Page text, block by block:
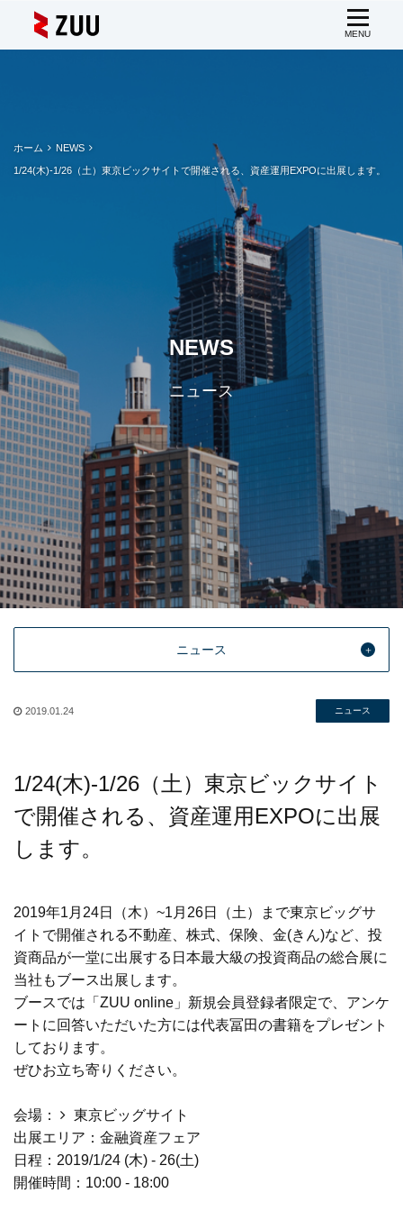
ホーム NEWS
1/24(木)-1/26（土）東京ビックサイトで開催される、資産運用EXPOに出展します。
NEWS
ニュース
ニュース
2019.01.24 ニュース
1/24(木)-1/26（土）東京ビックサイト
で開催される、資産運用EXPOに出展
します。
2019年1月24日（木）~1月26日（土）まで東京ビッグサ
イトで開催される不動産、株式、保険、金(きん)など、投
資商品が一堂に出展する日本最大級の投資商品の総合展に
当社もブース出展します。
ブースでは「ZUU online」新規会員登録者限定で、アンケ
ートに回答いただいた方には代表冨田の書籍をプレゼント
しております。
ぜひお立ち寄りください。
会場：
東京ビッグサイト
出展エリア：金融資産フェア
日程：2019/1/24 (木) - 26(土)
開催時間：10:00 - 18:00